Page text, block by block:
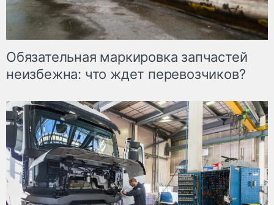
Обязательная маркировка запчастей
неизбежна: что ждет перевозчиков?